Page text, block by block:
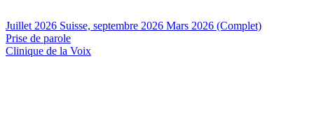
Juillet 2026 Suisse, septembre 2026 Mars 2026 (Complet)
Prise de parole
Clinique de la Voix